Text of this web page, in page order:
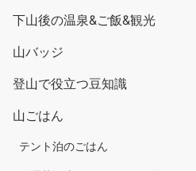
下山後の温泉&ご飯&観光
山バッジ
登山で役立つ豆知識
山ごはん
テント泊のごはん